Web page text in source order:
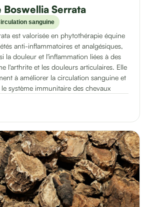
Boswellia Serrata
sanguine
est valorisée en phytothérapie équine
anti-inflammatoires et analgésiques,
la douleur et l'inflammation liées à des
l'arthrite et les douleurs articulaires. Elle
à améliorer la circulation sanguine et
système immunitaire des chevaux